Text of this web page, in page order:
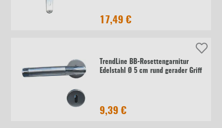
17,49 €
TrendLine BB-Rosettengarnitur
Edelstahl Ø 5 cm rund gerader Griff
9,39 €